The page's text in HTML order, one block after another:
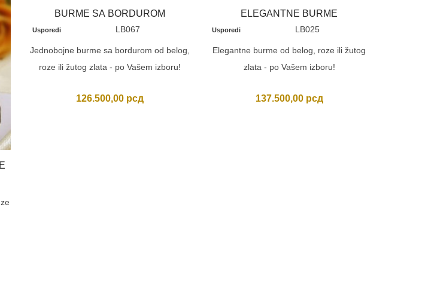
BURME SA BORDUROM
Usporedi LB067
Jednobojne burme sa bordurom od belog,
roze ili žutog zlata - po Vašem izboru!
126.500,00 рсд
ELEGANTNE BURME
Usporedi LB025
Elegantne burme od belog, roze ili žutog
zlata - po Vašem izboru!
137.500,00 рсд